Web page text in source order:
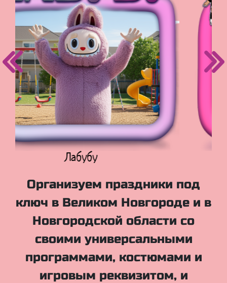
Куклы Лол
Организуем праздники под
ключ в Великом Новгороде и в
Новгородской области со
своими универсальными
программами, костюмами и
игровым реквизитом, и